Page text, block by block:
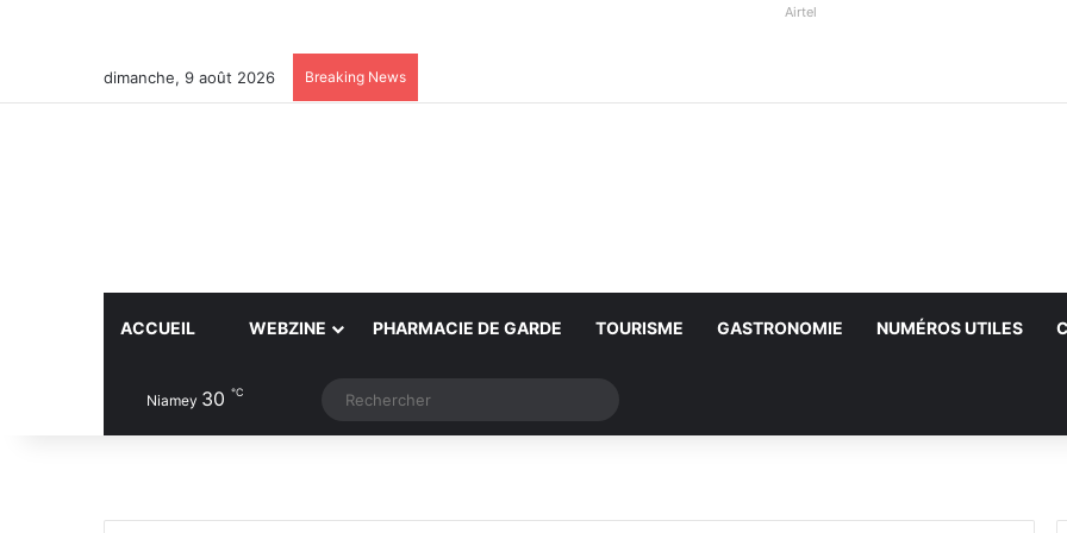
Airtel
dimanche, 9 août 2026 Breaking News
ACCUEIL WEBZINE PHARMACIE DE GARDE TOURISME GASTRONOMIE NUMÉROS UTILES
Niamey 30 ℃ Article Aléatoire
Switch skin